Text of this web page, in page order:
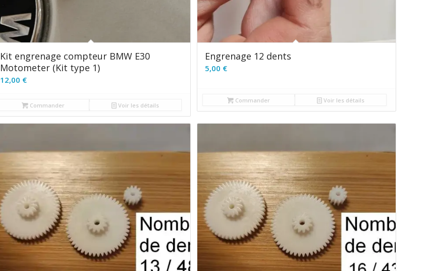
Kit engrenage compteur BMW E30
Motometer (Kit type 1)
12,00 €
Commander Voir les détails
Engrenage 12 dents
5,00 €
Commander Voir les détails